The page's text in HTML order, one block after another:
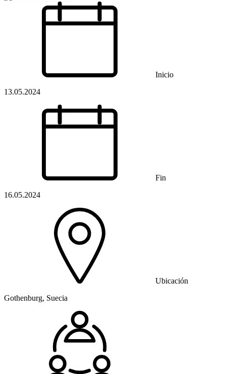
Inicio
13.05.2024
Fin
16.05.2024
Ubicación
Gothenburg, Suecia